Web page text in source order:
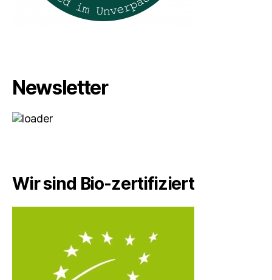
Newsletter
Wir sind Bio-zertifiziert